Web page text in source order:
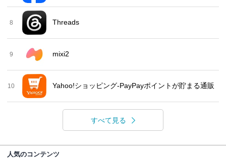
8 Threads
9 mixi2
10 Yahoo!ショッピング-PayPayポイントが貯まる通販
すべて見る
人気のコンテンツ